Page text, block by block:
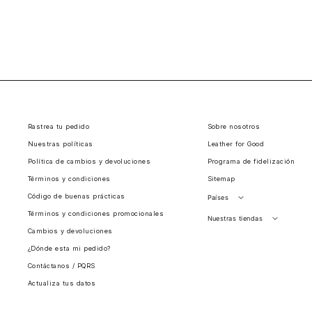
Rastrea tu pedido
Nuestras políticas
Política de cambios y devoluciones
Términos y condiciones
Código de buenas prácticas
Términos y condiciones promocionales
Cambios y devoluciones
¿Dónde esta mi pedido?
Contáctanos / PQRS
Actualiza tus datos
Sobre nosotros
Leather for Good
Programa de fidelización
Sitemap
Países
Perú
Nuestras tiendas